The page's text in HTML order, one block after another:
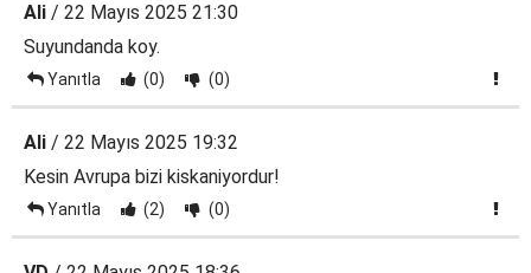
Ali / 22 Mayıs 2025 21:30
Suyundanda koy.
Yanıtla (0) (0)
Ali / 22 Mayıs 2025 19:32
Kesin Avrupa bizi kiskaniyordur!
Yanıtla (2) (0)